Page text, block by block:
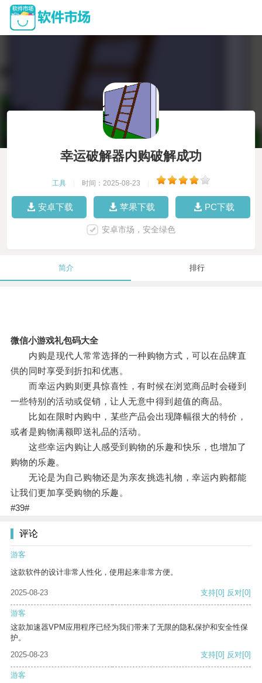
幸运破解器内购破解成功
工具 时间：2025-08-23
安卓下载 苹果下载 PC下载
安卓市场，安全绿色
简介 排行
微信小游戏礼包码大全
内购是现代人常常选择的一种购物方式，可以在品牌直
供的同时享受到折扣和优惠。
而幸运内购则更具惊喜性，有时候在浏览商品时会碰到
一些特别的活动或促销，让人无意中得到超值的商品。
比如在限时内购中，某些产品会出现降幅很大的特价，
或者是购物满额即送礼品的活动。
这些幸运内购让人感受到购物的乐趣和快乐，也增加了
购物的乐趣。
无论是为自己购物还是为亲友挑选礼物，幸运内购都能
让我们更加享受购物的乐趣。
#39#
评论
游客
这款软件的设计非常人性化，使用起来非常方便。
2025-08-23 支持[0] 反对[0]
游客
这款加速器VPM应用程序已经为我们带来了无限的隐私保护和安全性保
护。
2025-08-23
支持[0] 反对[0]
游客